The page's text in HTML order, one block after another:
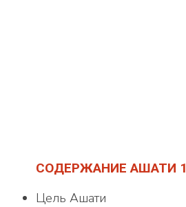
СОДЕРЖАНИЕ АШАТИ 1
Цель Ашати